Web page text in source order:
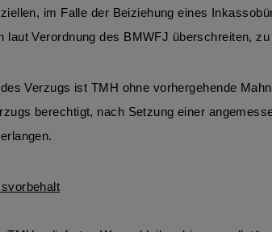
im Falle der Beiziehung eines
laut Verordnung des BMWFJ überschreiten,
des Verzugs ist TMH ohne vorhergehende
berechtigt, nach Setzung einer